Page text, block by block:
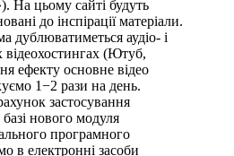
На цьому сайті будуть
до інспірації матеріали.
дублюватиметься аудіо- і
відеохостингах (Ютуб,
ефекту основне відео
1−2 рази на день.
застосування
нового модуля
програмного
в електронні засоби